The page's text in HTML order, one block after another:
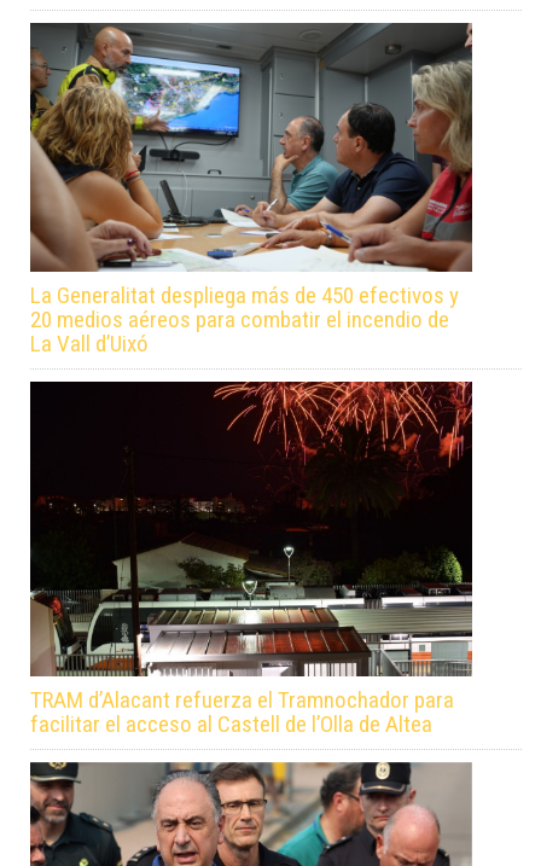
La Generalitat despliega más de 450 efectivos y
20 medios aéreos para combatir el incendio de
La Vall d’Uixó
TRAM d’Alacant refuerza el Tramnochador para
facilitar el acceso al Castell de l’Olla de Altea